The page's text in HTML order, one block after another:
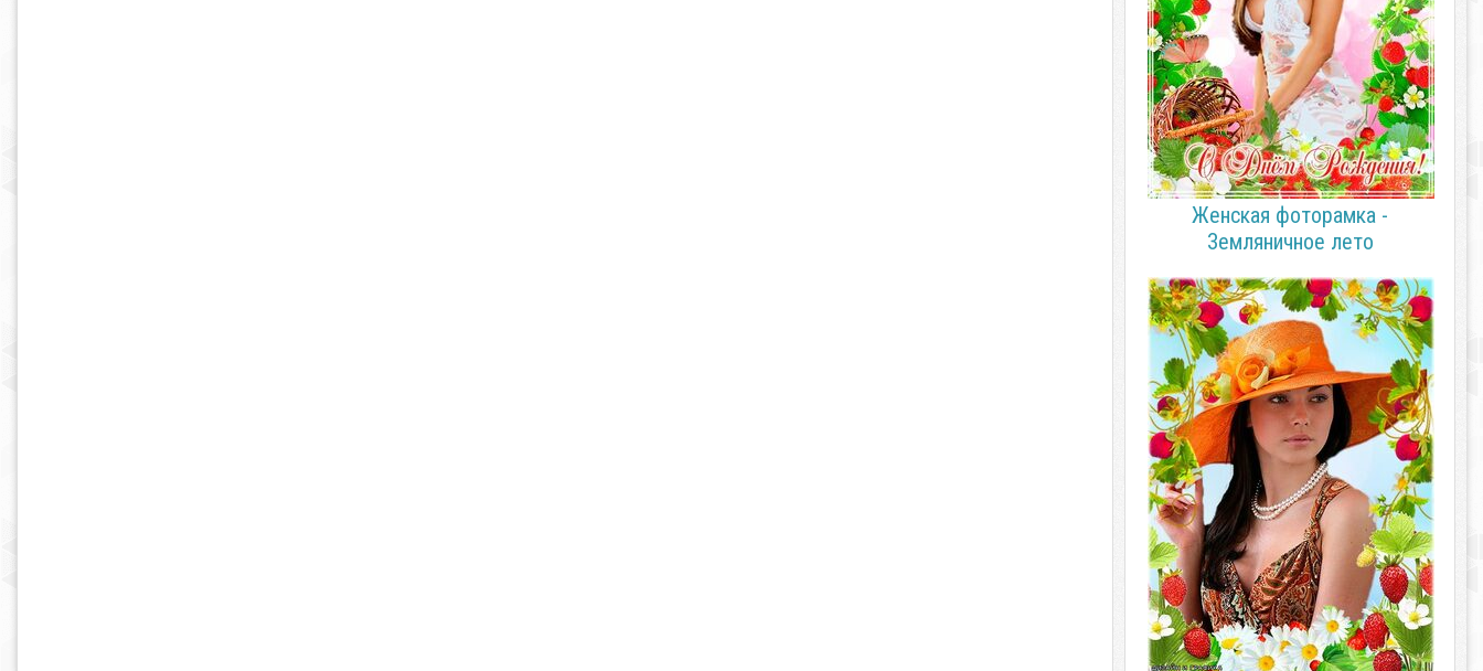
Женская фоторамка -
Земляничное лето